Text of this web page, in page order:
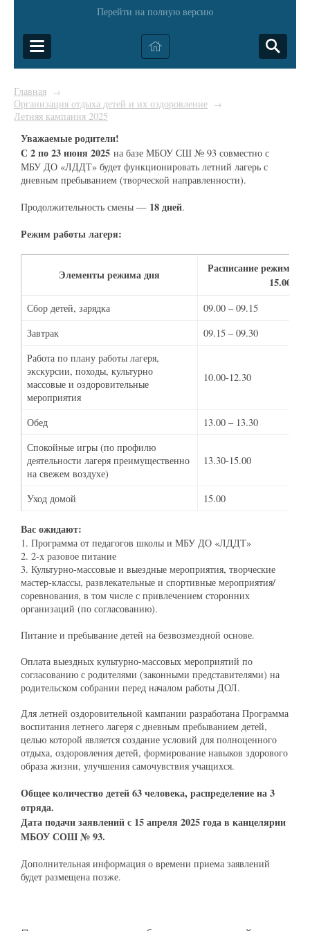
Перейти на полную версию
Главная →
Организация отдыха детей и их оздоровление →
Летняя кампания 2025
Уважаемые родители!
С 2 по 23 июня 2025 на базе МБОУ СШ № 93 совместно с
МБУ ДО «ЛДДТ» будет функционировать летний лагерь с
дневным пребыванием (творческой направленности).
Продолжительность смены — 18 дней.
Режим работы лагеря:
Элементы режима дня
Расписание режима
15.00)
Сбор детей, зарядка
09.00 – 09.15
Завтрак
09.15 – 09.30
Работа по плану работы лагеря,
экскурсии, походы, культурно
массовые и оздоровительные
мероприятия
10.00-12.30
Обед
13.00 – 13.30
Спокойные игры (по профилю
деятельности лагеря преимущественно
на свежем воздухе)
13.30-15.00
Уход домой 15.00
Вас ожидают:
1. Программа от педагогов школы и МБУ ДО «ЛДДТ»
2. 2-х разовое питание
3. Культурно-массовые и выездные мероприятия, творческие
мастер-классы, развлекательные и спортивные мероприятия/
соревнования, в том числе с привлечением сторонних
организаций (по согласованию).
Питание и пребывание детей на безвозмездной основе.
Оплата выездных культурно-массовых мероприятий по
согласованию с родителями (законными представителями) на
родительском собрании перед началом работы ДОЛ.
Для летней оздоровительной кампании разработана Программа
воспитания летнего лагеря с дневным пребыванием детей,
целью которой является создание условий для полноценного
отдыха, оздоровления детей, формирование навыков здорового
образа жизни, улучшения самочувствия учащихся.
Общее количество детей 63 человека, распределение на 3
отряда.
Дата подачи заявлений с 15 апреля 2025 года в канцелярии
МБОУ СОШ № 93.
Дополнительная информация о времени приема заявлений
будет размещена позже.